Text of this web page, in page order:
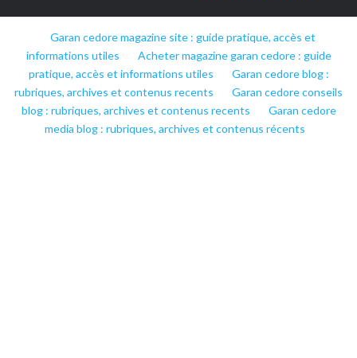
Garan cedore magazine site : guide pratique, accès et
informations utiles
Acheter magazine garan cedore : guide
pratique, accès et informations utiles
Garan cedore blog :
rubriques, archives et contenus recents
Garan cedore conseils
blog : rubriques, archives et contenus recents
Garan cedore
media blog : rubriques, archives et contenus récents